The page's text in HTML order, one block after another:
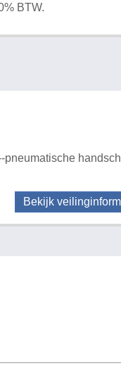
BTW.
Bekijk